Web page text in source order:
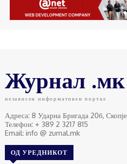
Журнал .мк
независен информативен портал
Адреса: 8 Ударна Бригада 20б, Скопје
Телефон: + 389 2 3217 815
Email: info @ zurnal.mk
ОД УРЕДНИКОТ